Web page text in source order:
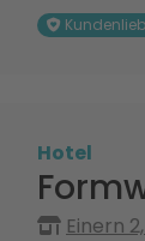
Hotel
Einern